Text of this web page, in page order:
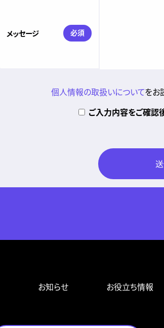
メッセージ 必須
個人情報の取扱いについてをお
ご入力内容をご確認
お知らせ お役立ち情報